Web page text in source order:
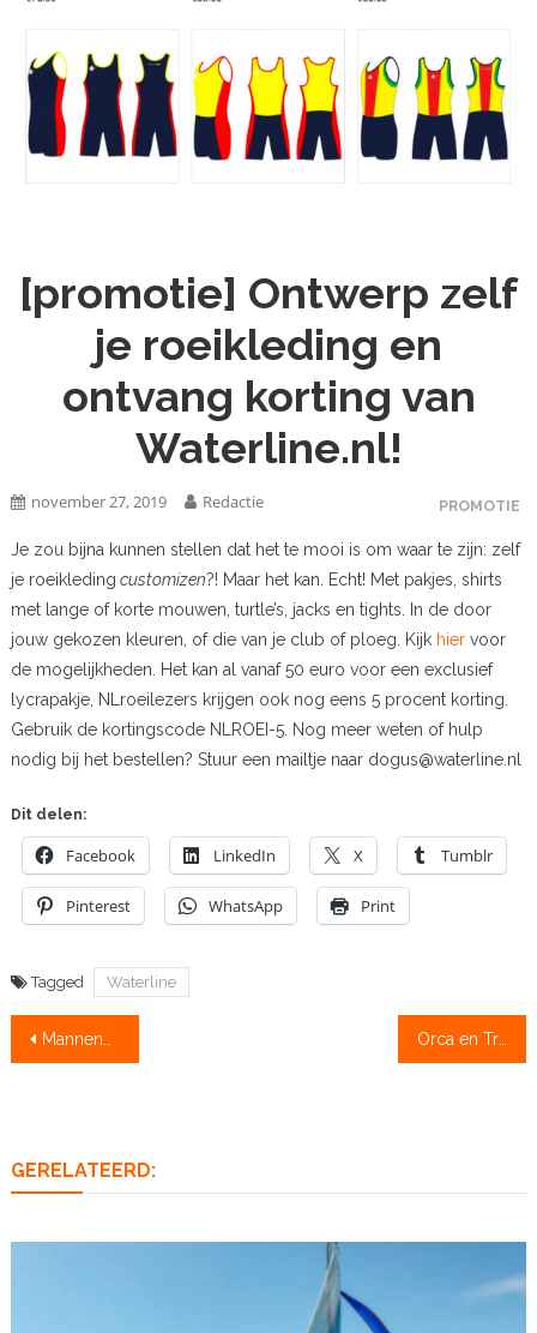
[promotie] Ontwerp zelf
je roeikleding en
ontvang korting van
Waterline.nl!
PROMOTIE
november 27, 2019 Redactie
Je zou bijna kunnen stellen dat het te mooi is om waar te zijn: zelf
je roeikleding customizen?! Maar het kan. Echt! Met pakjes, shirts
met lange of korte mouwen, turtle’s, jacks en tights. In de door
jouw gekozen kleuren, of die van je club of ploeg. Kijk hiervoor
de mogelijkheden. Het kan al vanaf 50 euro voor een exclusief
lycrapakje, NLroeilezers krijgen ook nog eens 5 procent korting.
Gebruik de kortingscode NLROEI-5. Nog meer weten of hulp
nodig bij het bestellen? Stuur een mailtje naar dogus@waterline.nl
Dit delen:
Facebook LinkedIn X Tumblr
Pinterest WhatsApp Print
Tagged Waterline
Bericht
Mannendubbelvier en Eelco Meenhorst op shortlist voor Sportgala 2019 Orca en Triton ontwijken drukte met drijvend botenhuis
GERELATEERD: